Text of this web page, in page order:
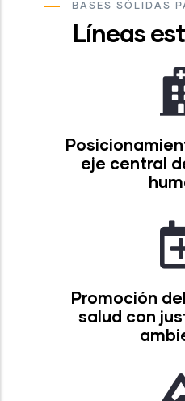
BASES SÓLIDAS
Líneas
eje central
Promoción
salud con